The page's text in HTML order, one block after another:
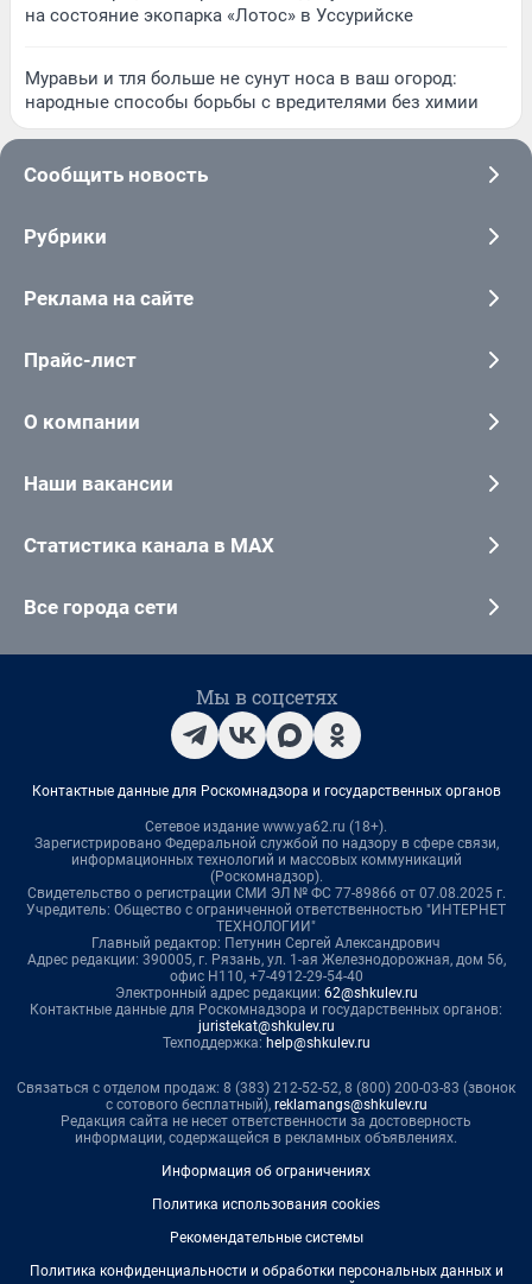
на состояние экопарка «Лотос» в Уссурийске
Муравьи и тля больше не сунут носа в ваш огород:
народные способы борьбы с вредителями без химии
Сообщить новость
Рубрики
Реклама на сайте
Прайс-лист
О компании
Наши вакансии
Статистика канала в MAX
Все города сети
Мы в соцсетях
Контактные данные для Роскомнадзора и государственных органов
Сетевое издание www.ya62.ru (18+).
Зарегистрировано Федеральной службой по надзору в сфере связи,
информационных технологий и массовых коммуникаций
(Роскомнадзор).
Свидетельство о регистрации СМИ ЭЛ № ФС 77-89866 от 07.08.2025 г.
Учредитель: Общество с ограниченной ответственностью "ИНТЕРНЕТ
ТЕХНОЛОГИИ"
Главный редактор: Петунин Сергей Александрович
Адрес редакции: 390005, г. Рязань, ул. 1-ая Железнодорожная, дом 56,
офис Н110, +7-4912-29-54-40
Электронный адрес редакции: 62@shkulev.ru
Контактные данные для Роскомнадзора и государственных органов:
juristekat@shkulev.ru
Техподдержка: help@shkulev.ru
Связаться с отделом продаж: 8 (383) 212-52-52, 8 (800) 200-03-83 (звонок
с сотового бесплатный), reklamangs@shkulev.ru
Редакция сайта не несет ответственности за достоверность
информации, содержащейся в рекламных объявлениях.
Информация об ограничениях
Политика использования cookies
Рекомендательные системы
Политика конфиденциальности и обработки персональных данных и